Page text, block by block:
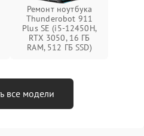
Ремонт ноутбука
Thunderobot 911
Plus SE (i5-12450H,
RTX 3050, 16 ГБ
RAM, 512 ГБ SSD)
все модели